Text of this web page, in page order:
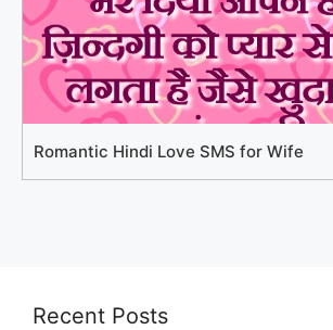
Romantic Hindi Love SMS for Wife
Recent Posts